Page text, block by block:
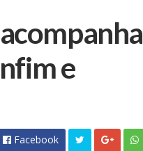
e
Facebook